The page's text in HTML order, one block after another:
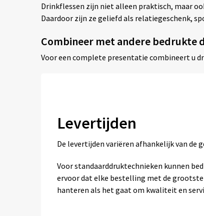
Drinkflessen zijn niet alleen praktisch, maar
Daardoor zijn ze geliefd als relatiegeschenk,
Combineer met andere bedrukte
Voor een complete presentatie combineert u
Levertijden
De levertijden variëren afhankelijk van de
Voor standaarddruktechnieken kunnen
ervoor dat elke bestelling met de
hanteren als het gaat om kwaliteit en